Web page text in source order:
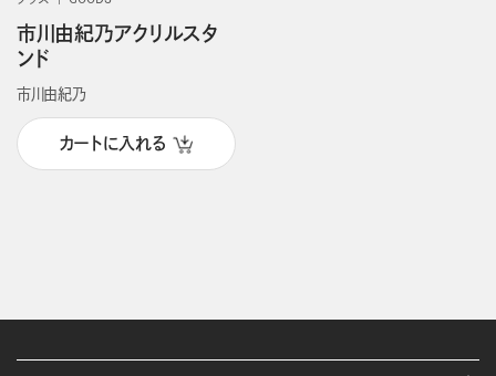
市川由紀乃アクリルスタ
ンド
市川由紀乃
カートに入れる